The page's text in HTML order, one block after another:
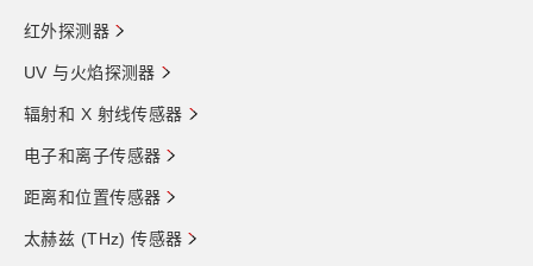
红外探测器
UV 与火焰探测器
辐射和 X 射线传感器
电子和离子传感器
距离和位置传感器
太赫兹 (THz) 传感器